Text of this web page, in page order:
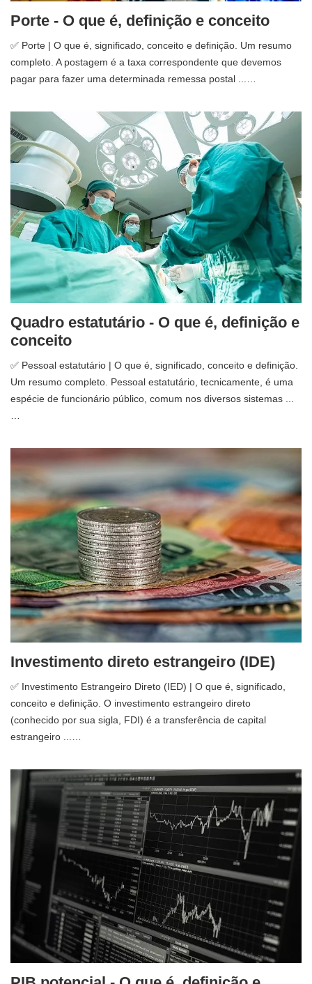
Porte - O que é, definição e conceito
✅ Porte | O que é, significado, conceito e definição. Um resumo
completo. A postagem é a taxa correspondente que devemos
pagar para fazer uma determinada remessa postal ...…
Quadro estatutário - O que é, definição e
conceito
✅ Pessoal estatutário | O que é, significado, conceito e definição.
Um resumo completo. Pessoal estatutário, tecnicamente, é uma
espécie de funcionário público, comum nos diversos sistemas ...
…
Investimento direto estrangeiro (IDE)
✅ Investimento Estrangeiro Direto (IED) | O que é, significado,
conceito e definição. O investimento estrangeiro direto
(conhecido por sua sigla, FDI) é a transferência de capital
estrangeiro ...…